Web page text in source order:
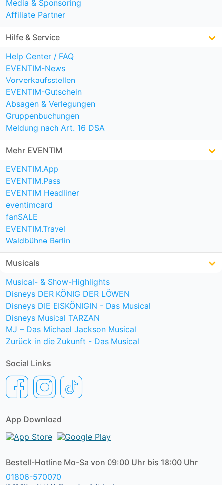
Media & Sponsoring
Affiliate Partner
Hilfe & Service
Help Center / FAQ
EVENTIM-News
Vorverkaufsstellen
EVENTIM-Gutschein
Absagen & Verlegungen
Gruppenbuchungen
Meldung nach Art. 16 DSA
Mehr EVENTIM
EVENTIM.App
EVENTIM.Pass
EVENTIM Headliner
eventimcard
fanSALE
EVENTIM.Travel
Waldbühne Berlin
Musicals
Musical- & Show-Highlights
Disneys DER KÖNIG DER LÖWEN
Disneys DIE EISKÖNIGIN - Das Musical
Disneys Musical TARZAN
MJ – Das Michael Jackson Musical
Zurück in die Zukunft - Das Musical
Social Links
App Download
Bestell-Hotline Mo-Sa von 09:00 Uhr bis 18:00 Uhr
01806-570070